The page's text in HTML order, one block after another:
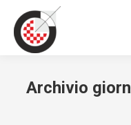
Archivio